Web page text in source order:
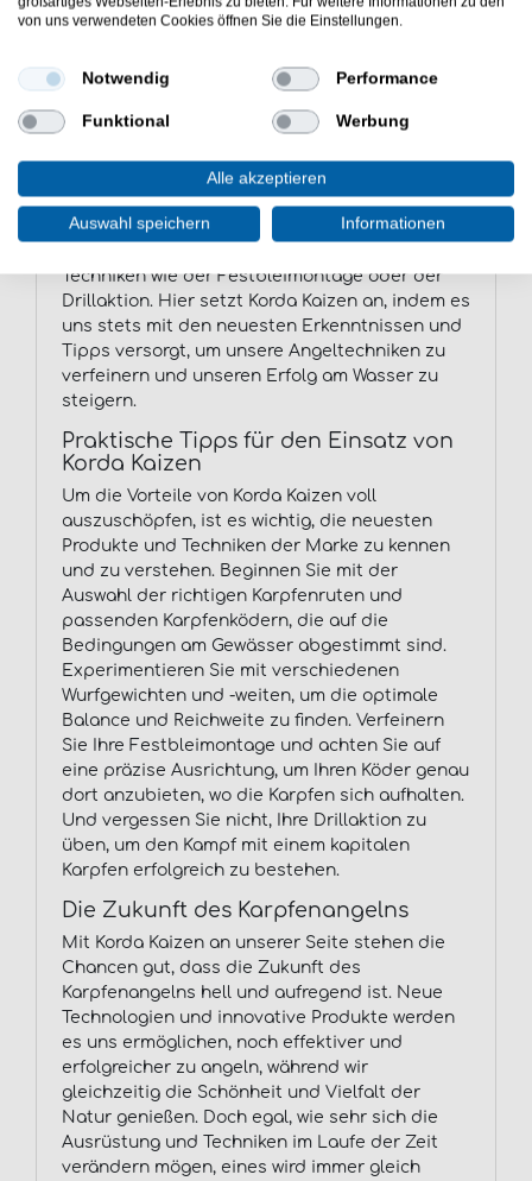
Die Bedeutung von Innovation im
Innovation ist der Schlüssel zum Erfolg beim
Karpfenruten und fortschrittliche Köder locken
und erhöhen unsere Chancen auf einen
erfolgreichen Fang. Doch Innovation bedeutet
nicht nur die Entwicklung neuer Produkte,
Techniken wie der Festbleimontage oder der
Drillaktion. Hier setzt Korda Kaizen an, indem es
uns stets mit den neuesten Erkenntnissen und
Tipps versorgt, um unsere Angeltechniken zu
verfeinern und unseren Erfolg am Wasser zu
steigern.
Praktische Tipps für den Einsatz von
Korda Kaizen
Um die Vorteile von Korda Kaizen voll
auszuschöpfen, ist es wichtig, die neuesten
Produkte und Techniken der Marke zu kennen
und zu verstehen. Beginnen Sie mit der
Auswahl der richtigen Karpfenruten und
passenden Karpfenködern, die auf die
Bedingungen am Gewässer abgestimmt sind.
Experimentieren Sie mit verschiedenen
Wurfgewichten und -weiten, um die optimale
Balance und Reichweite zu finden. Verfeinern
Sie Ihre Festbleimontage und achten Sie auf
eine präzise Ausrichtung, um Ihren Köder genau
dort anzubieten, wo die Karpfen sich aufhalten.
Und vergessen Sie nicht, Ihre Drillaktion zu
üben, um den Kampf mit einem kapitalen
Karpfen erfolgreich zu bestehen.
Die Zukunft des Karpfenangelns
Mit Korda Kaizen an unserer Seite stehen die
Chancen gut, dass die Zukunft des
Karpfenangelns hell und aufregend ist. Neue
Technologien und innovative Produkte werden
es uns ermöglichen, noch effektiver und
erfolgreicher zu angeln, während wir
gleichzeitig die Schönheit und Vielfalt der
Natur genießen. Doch egal, wie sehr sich die
Ausrüstung und Techniken im Laufe der Zeit
verändern mögen, eines wird immer gleich
von uns verwendeten Cookies öffnen Sie die Einstellungen.
Notwendig Performance
Funktional Werbung
Alle akzeptieren
Auswahl speichern Informationen